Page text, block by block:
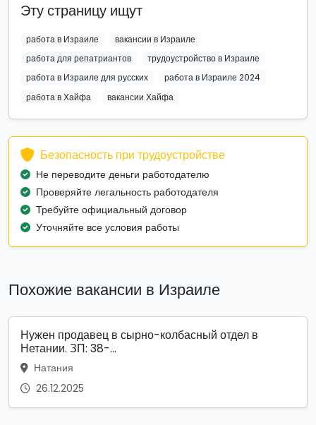
Эту страницу ищут
работа в Израиле
вакансии в Израиле
работа для репатриантов
трудоустройство в Израиле
работа в Израиле для русских
работа в Израиле 2024
работа в Хайфа
вакансии Хайфа
Безопасность при трудоустройстве
Не переводите деньги работодателю
Проверяйте легальность работодателя
Требуйте официальный договор
Уточняйте все условия работы
Похожие вакансии в Израиле
Нужен продавец в сырно-колбасный отдел в
Нетании. ЗП: 38-...
Натания
26.12.2025